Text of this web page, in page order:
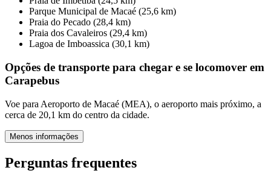
Parque Municipal de Macaé (25,6 km)
Praia do Pecado (28,4 km)
Praia dos Cavaleiros (29,4 km)
Lagoa de Imboassica (30,1 km)
Opções de transporte para chegar e se locomover em
Carapebus
Voe para Aeroporto de Macaé (MEA), o aeroporto mais próximo, a
cerca de 20,1 km do centro da cidade.
Menos informações
Perguntas frequentes